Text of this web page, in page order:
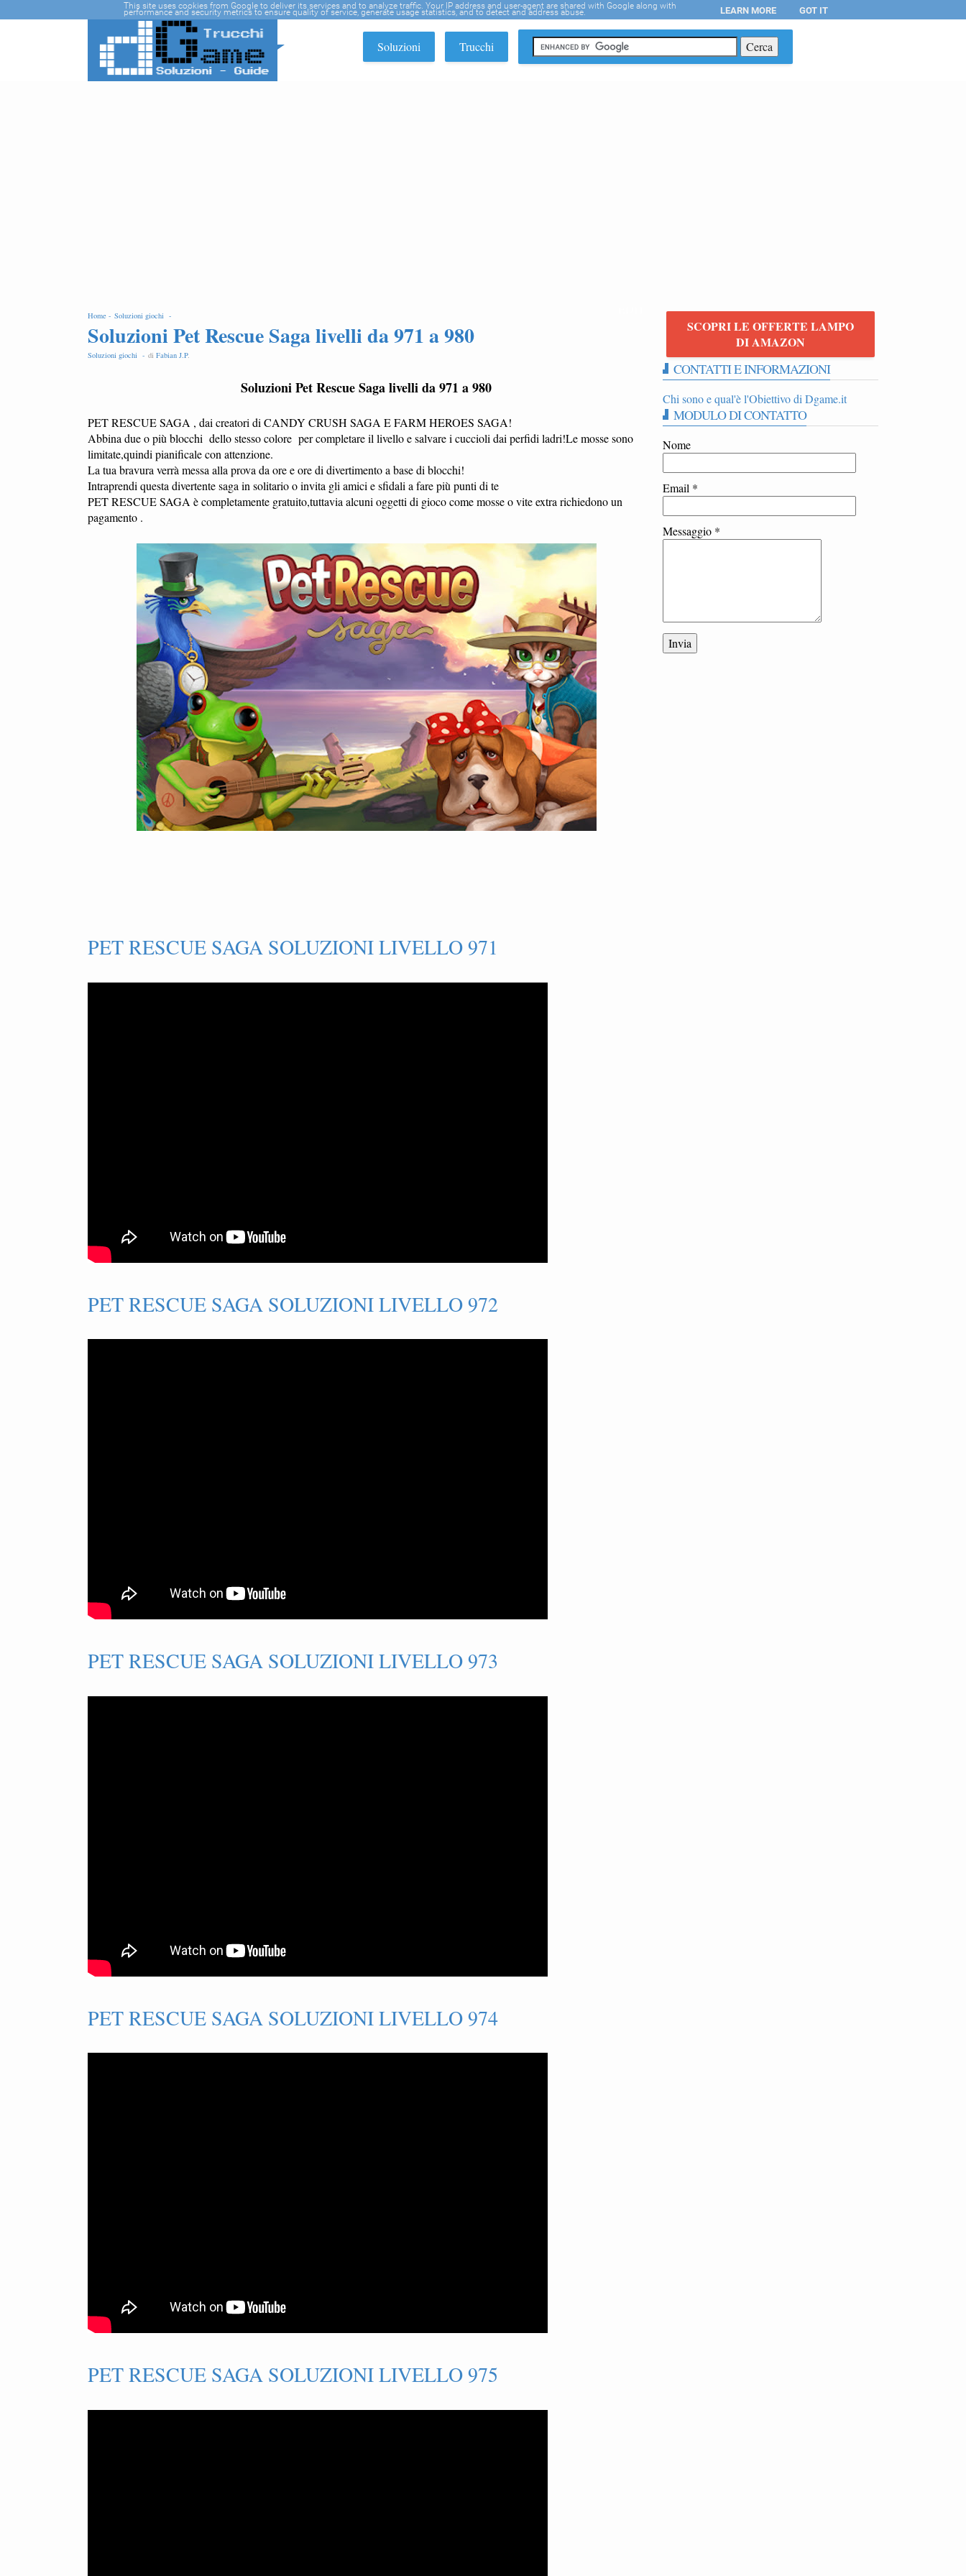
Soluzioni Trucchi
Home - Soluzioni giochi -
Soluzioni Pet Rescue Saga livelli da 971 a 980
Soluzioni giochi - di Fabian J.P.
Soluzioni Pet Rescue Saga livelli da 971 a 980
PET RESCUE SAGA , dai creatori di CANDY CRUSH SAGA E FARM HEROES SAGA!
Abbina due o più blocchi dello stesso colore per completare il livello e salvare i cuccioli dai perfidi ladri!Le mosse sono
limitate,quindi pianificale con attenzione.
La tua bravura verrà messa alla prova da ore e ore di divertimento a base di blocchi!
Intraprendi questa divertente saga in solitario o invita gli amici e sfidali a fare più punti di te
PET RESCUE SAGA è completamente gratuito,tuttavia alcuni oggetti di gioco come mosse o vite extra richiedono un
pagamento .
PET RESCUE SAGA SOLUZIONI LIVELLO 971
PET RESCUE SAGA SOLUZIONI LIVELLO 972
PET RESCUE SAGA SOLUZIONI LIVELLO 973
PET RESCUE SAGA SOLUZIONI LIVELLO 974
PET RESCUE SAGA SOLUZIONI LIVELLO 975
SCOPRI LE OFFERTE LAMPO
DI AMAZON
CONTATTI E INFORMAZIONI
Chi sono e qual'è l'Obiettivo di Dgame.it
MODULO DI CONTATTO
Nome
Email *
Messaggio *
This site uses cookies from Google to deliver its services and to analyze traffic. Your IP address and user-agent are shared with Google along with
performance and security metrics to ensure quality of service, generate usage statistics, and to detect and address abuse. LEARN MORE GOT IT